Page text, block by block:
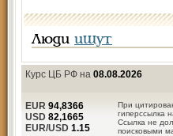
Люди ищут
Курс ЦБ РФ на 08.08.2026
При
гиперссылка
Ссылка не
поисковыми
EUR 94,8366
USD 82,1665
EUR/USD 1.15